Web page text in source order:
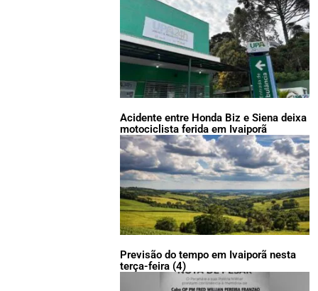
Acidente entre Honda Biz e Siena deixa
motociclista ferida em Ivaiporã
Previsão do tempo em Ivaiporã nesta
terça-feira (4)